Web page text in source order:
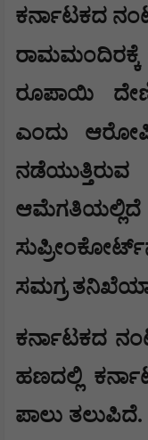
ಕರ್ನಾಟಕದ
ರಾಮಮಂದಿರಕ್ಕೆ
ರೂಪಾಯಿ
ಎಂದು
ಸಮಗ್ರ
ಕರ್ನಾಟಕದ
ಹಣದಲ್ಲಿ
ಪಾಲು